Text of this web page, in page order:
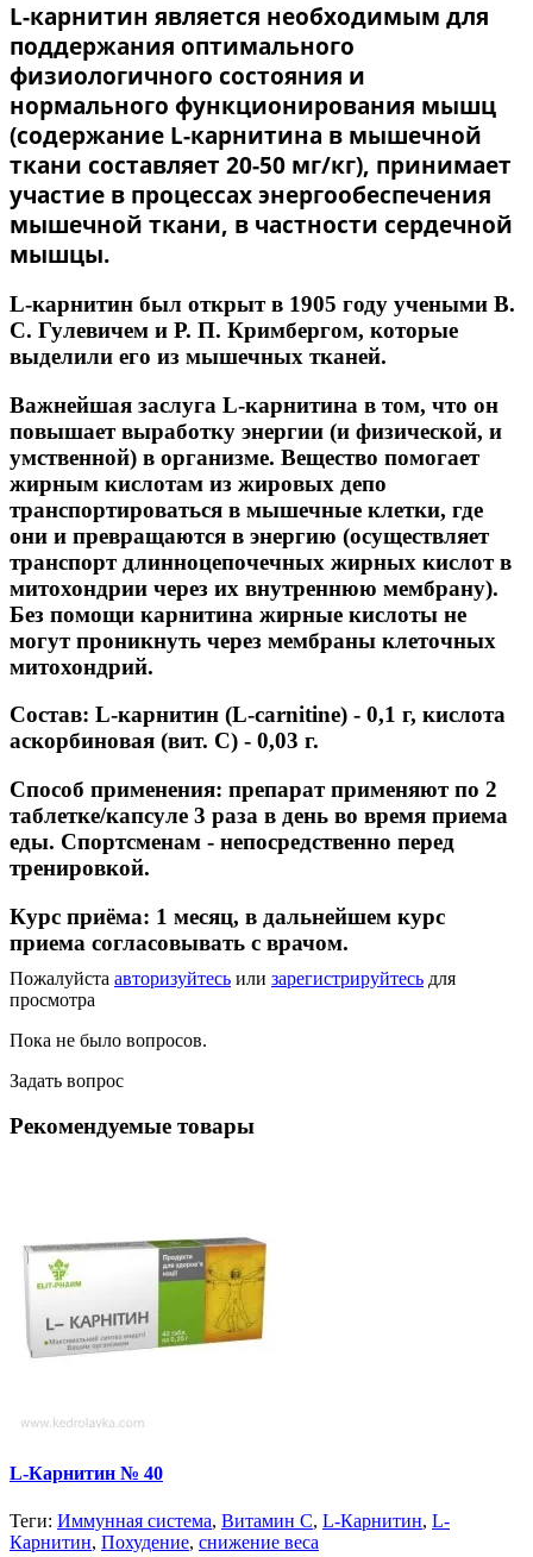
L-карнитин является необходимым для
поддержания оптимального
физиологичного состояния и
нормального функционирования мышц
(содержание L-карнитина в мышечной
ткани составляет 20-50 мг/кг), принимает
участие в процессах энергообеспечения
мышечной ткани, в частности сердечной
мышцы.
L-карнитин был открыт в 1905 году учеными В.
С. Гулевичем и Р. П. Кримбергом, которые
выделили его из мышечных тканей.
Важнейшая заслуга L-карнитина в том, что он
повышает выработку энергии (и физической, и
умственной) в организме. Вещество помогает
жирным кислотам из жировых депо
транспортироваться в мышечные клетки, где
они и превращаются в энергию (осуществляет
транспорт длинноцепочечных жирных кислот в
митохондрии через их внутреннюю мембрану).
Без помощи карнитина жирные кислоты не
могут проникнуть через мембраны клеточных
митохондрий.
Состав: L-карнитин (L-carnitine) - 0,1 г, кислота
аскорбиновая (вит. С) - 0,03 г.
Способ применения: препарат применяют по 2
таблетке/капсуле 3 раза в день во время приема
еды. Спортсменам - непосредственно перед
тренировкой.
Курс приёма: 1 месяц, в дальнейшем курс
приема согласовывать с врачом.
Пожалуйста авторизуйтесь или зарегистрируйтесь для
просмотра
Пока не было вопросов.
Задать вопрос
Рекомендуемые товары
L-Карнитин № 40
Теги: Иммунная система, Витамин С, L-Карнитин, L-
Карнитин, Похудение, снижение веса